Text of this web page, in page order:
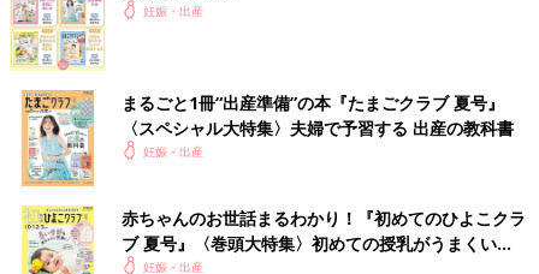
妊娠・出産
まるごと1冊“出産準備”の本『たまごクラブ 夏号』
〈スペシャル大特集〉夫婦で予習する 出産の教科書
妊娠・出産
赤ちゃんのお世話まるわかり！『初めてのひよこクラ
ブ 夏号』〈巻頭大特集〉初めての授乳がうまくい
く！ おっぱい・ミルクの基本と夏のトラブル 解決テ
妊娠・出産